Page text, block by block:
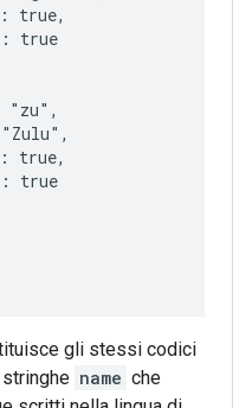
true,
true
"zu",
true,
true
gli stessi codici
name che